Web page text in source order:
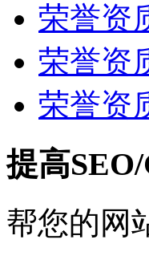
荣誉资
荣誉资
荣誉资
提高
帮您的网